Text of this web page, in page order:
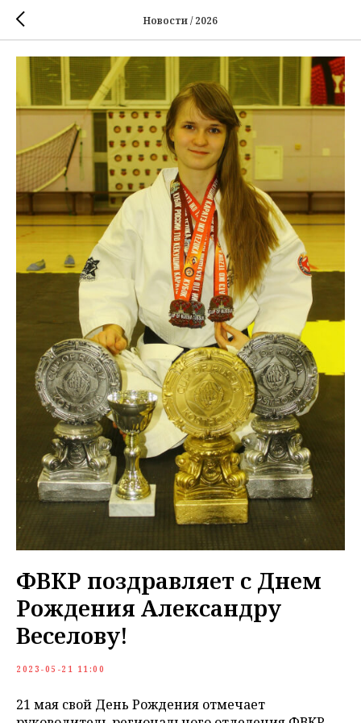
Новости / 2026
ФВКР поздравляет с Днем
Рождения Александру
Веселову!
2023-05-21 11:00
21 мая свой День Рождения отмечает